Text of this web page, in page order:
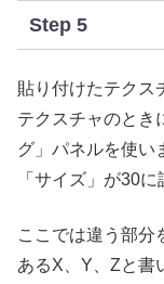
Step 5
貼り付けたテクス
テクスチャのとき
グ」パネルを使い
「サイズ」が30に
ここでは違う部分
あるX、Y、Zと書